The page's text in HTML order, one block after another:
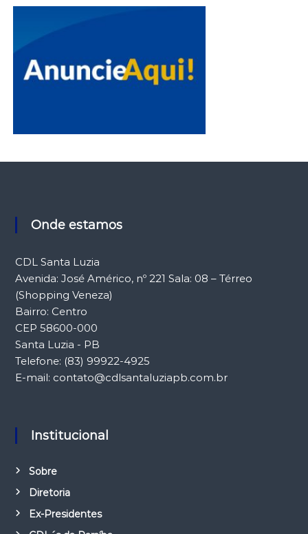
Onde estamos
CDL Santa Luzia
Avenida: José Américo, nº 221 Sala: 08 – Térreo
(Shopping Veneza)
Bairro: Centro
CEP 58600-000
Santa Luzia - PB
Telefone: (83) 99922-4925
E-mail: contato@cdlsantaluziapb.com.br
Institucional
Sobre
Diretoria
Ex-Presidentes